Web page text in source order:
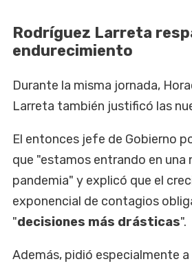
Rodríguez Larreta
endurecimiento
Durante la misma jornada,
Larreta también justificó las
El entonces jefe de Gobierno
que "estamos entrando en una
pandemia" y explicó que el
exponencial de contagios
"decisiones más drásticas".
Además, pidió especialmente